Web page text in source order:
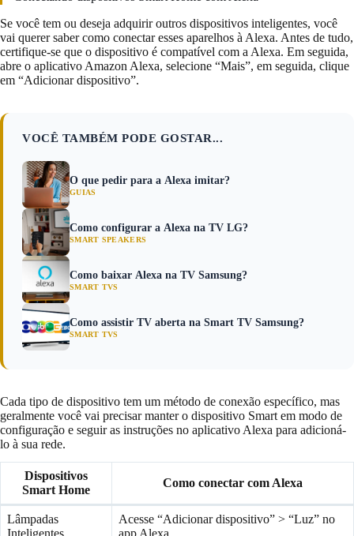
Se você tem ou deseja adquirir outros dispositivos inteligentes, você
vai querer saber como conectar esses aparelhos à Alexa. Antes de tudo,
certifique-se que o dispositivo é compatível com a Alexa. Em seguida,
abre o aplicativo Amazon Alexa, selecione “Mais”, em seguida, clique
em “Adicionar dispositivo”.
VOCÊ TAMBÉM PODE GOSTAR...
O que pedir para a Alexa imitar?
GUIAS
Como configurar a Alexa na TV LG?
SMART SPEAKERS
Como baixar Alexa na TV Samsung?
SMART TVS
Como assistir TV aberta na Smart TV Samsung?
SMART TVS
Cada tipo de dispositivo tem um método de conexão específico, mas
geralmente você vai precisar manter o dispositivo Smart em modo de
configuração e seguir as instruções no aplicativo Alexa para adicioná-
lo à sua rede.
Dispositivos
Smart Home
Como conectar com Alexa
Lâmpadas
Inteligentes
Acesse “Adicionar dispositivo” > “Luz” no
app Alexa